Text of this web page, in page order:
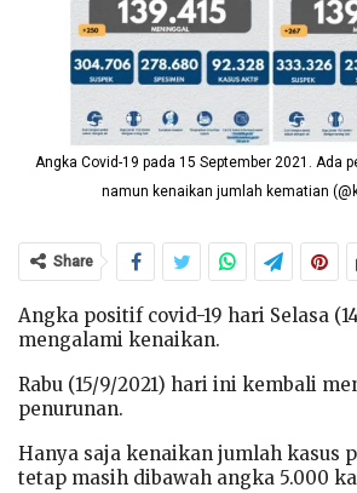
Angka Covid-19 pada 15 September 2021. Ada
namun kenaikan jumlah kematian
Share
Angka positif covid-19 hari Selasa
mengalami kenaikan.
Rabu (15/9/2021) hari ini kembali
penurunan.
Hanya saja kenaikan jumlah kasus
tetap masih dibawah angka 5.000